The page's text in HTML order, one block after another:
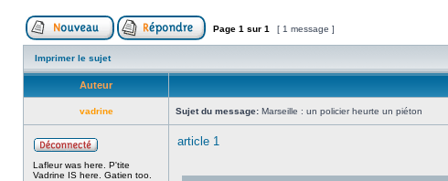
Page 1 sur 1 [ 1 message ]
Imprimer le sujet
Auteur
vadrine Sujet du message: Marseille : un policier heurte un piéton
Lafleur was here. P'tite
Vadrine IS here. Gatien too.
article 1